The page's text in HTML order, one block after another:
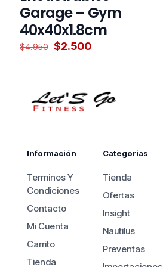
Garage – Gym
40x40x1.8cm
$4.950 El
$4.950.
$2.500El
$2.500.
múltiples
variantes.
pueden
en
de
Información
Terminos Y
Condiciones
Contacto
Mi Cuenta
Carrito
Tienda
Categorias
Tienda
Ofertas
Insight
Nautilus
Preventas